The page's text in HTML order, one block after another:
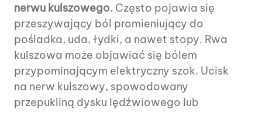
nerwu kulszowego. Często pojawia się
przeszywający ból promieniujący do
pośladka, uda, łydki, a nawet stopy. Rwa
kulszowa może objawiać się bólem
przypominającym elektryczny szok. Ucisk
na nerw kulszowy, spowodowany
przepukliną dysku lędźwiowego lub